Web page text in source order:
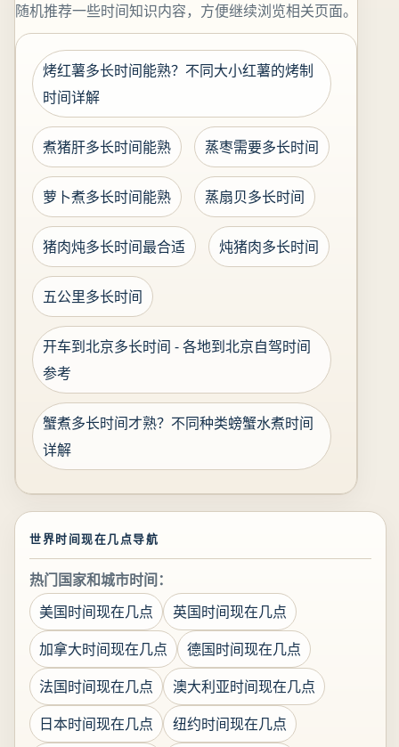
随机推荐一些时间知识内容，方便继续浏览相关页面。
烤红薯多长时间能熟？不同大小红薯的烤制
时间详解
煮猪肝多长时间能熟 蒸枣需要多长时间
萝卜煮多长时间能熟 蒸扇贝多长时间
猪肉炖多长时间最合适 炖猪肉多长时间
五公里多长时间
开车到北京多长时间 - 各地到北京自驾时间
参考
蟹煮多长时间才熟？不同种类螃蟹水煮时间
详解
世界时间现在几点导航
热门国家和城市时间：
美国时间现在几点
英国时间现在几点
加拿大时间现在几点
德国时间现在几点
法国时间现在几点
澳大利亚时间现在几点
日本时间现在几点
纽约时间现在几点